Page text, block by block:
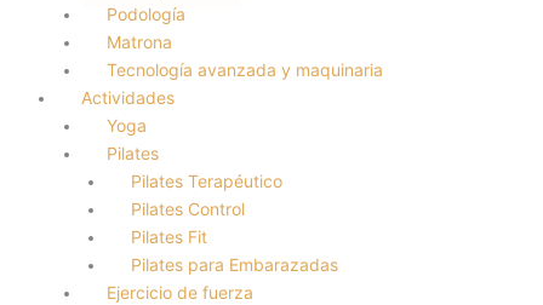
Podología
Matrona
Tecnología avanzada y maquinaria
Actividades
Yoga
Pilates
Pilates Terapéutico
Pilates Control
Pilates Fit
Pilates para Embarazadas
Ejercicio de fuerza